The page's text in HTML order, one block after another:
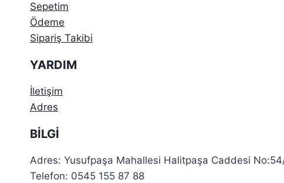
Sepetim
Ödeme
Sipariş Takibi
YARDIM
İletişim
Adres
BILGI
Adres: Yusufpaşa Mahallesi Halitpaşa Caddesi No:54/
Telefon: 0545 155 87 88